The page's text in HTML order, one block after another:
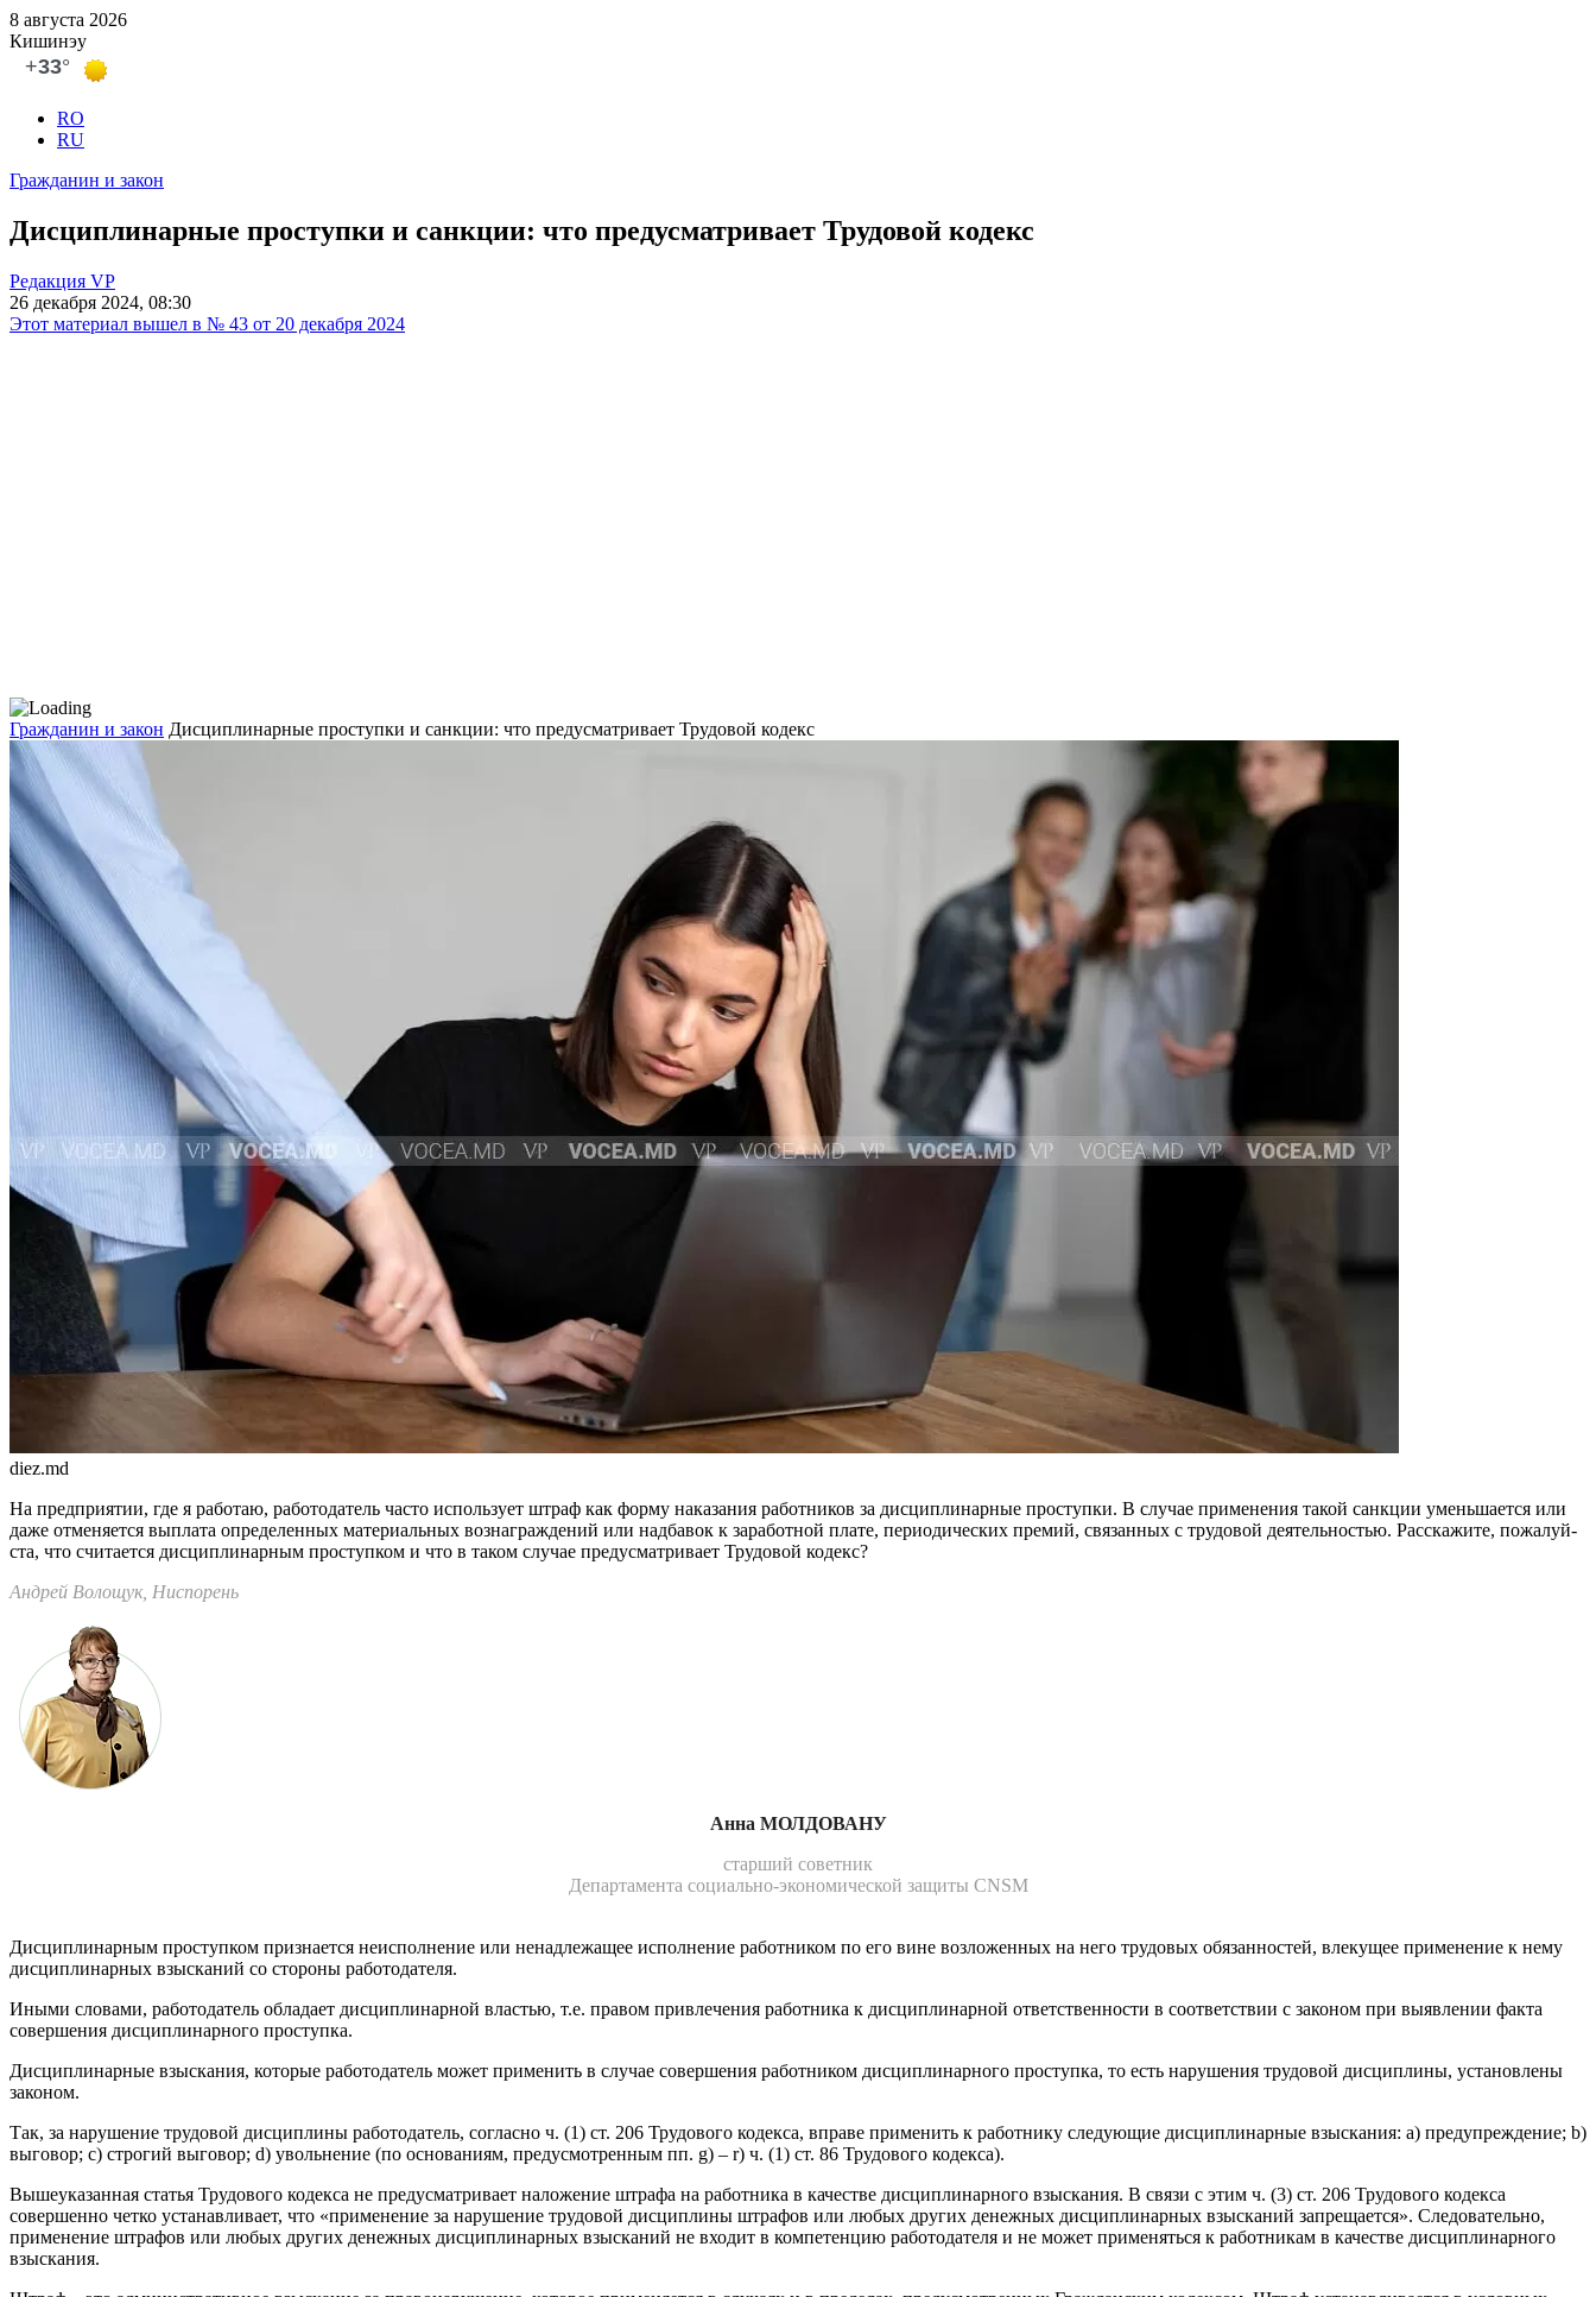
8 августа 2026
Кишинэу
RO
RU
Гражданин и закон
Дисциплинарные проступки и санкции: что предусматривает Трудовой кодекс
Редакция VP
26 декабря 2024, 08:30
Этот материал вышел в № 43 от 20 декабря 2024
Гражданин и закон Дисциплинарные проступки и санкции: что предусматривает Трудовой кодекс
diez.md
На предприятии, где я работаю, работодатель часто использует штраф как форму наказания работников за дисциплинарные проступки. В случае применения такой санкции уменьшается или
даже отменяется выплата определенных материальных вознаграждений или над­бавок к заработной плате, периодических премий, свя­занных с трудовой деятельностью. Расскажите, пожалуй­
ста, что считается дисциплинарным проступком и что в таком случае предусматривает Трудовой кодекс?
Андрей Волощук, Ниспорень
Анна МОЛДОВАНУ
старший советник
Департамента социально-экономической защиты CNSM
Дисциплинарным проступком признается неисполнение или нена­длежащее исполнение работником по его вине возложенных на него трудовых обязанностей, влекущее применение к нему
дисциплинар­ных взысканий со стороны работодателя.
Иными словами, работодатель обладает дисциплинарной властью, т.е. правом привлечения работника к дисциплинарной ответственности в соответствии с законом при выявлении факта
совершения дисциплинарного проступка.
Дисциплинарные взыскания, которые работодатель может приме­нить в случае совершения работником дисциплинарного проступка, то есть нарушения трудовой дисциплины, установлены
законом.
Так, за нарушение трудовой дисциплины работодатель, согласно ч. (1) ст. 206 Трудового кодекса, вправе применить к работнику сле­дующие дисциплинарные взыскания: а) предупреждение; b)
выговор; с) строгий выговор; d) увольнение (по основаниям, предусмотренным пп. g) – r) ч. (1) ст. 86 Трудового кодекса).
Вышеуказанная статья Трудового кодекса не предусматривает наложение штрафа на работника в качестве дисциплинарного взыскания. В связи с этим ч. (3) ст. 206 Трудового кодекса
совершенно четко устанавливает, что «применение за нарушение трудовой дисциплины штрафов или любых других денежных дисциплинарных взысканий запрещается». Следовательно,
применение штрафов или любых дру­гих денежных дисциплинарных взысканий не входит в компетенцию работодателя и не может применяться к работникам в качестве дис­циплинарного
взыскания.